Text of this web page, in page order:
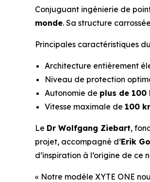
Conjuguant ingénierie de
monde. Sa structure
Principales caractéristiques
Architecture entièrement
Niveau de protection
Autonomie de plus de 100
Vitesse maximale de 100
Le Dr Wolfgang Ziebart,
projet, accompagné d’Erik
d’inspiration à l’origine de ce
« Notre modèle XYTE ONE